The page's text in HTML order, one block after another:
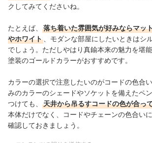
クしてみてくださいね。
たとえば、
落ち着いた雰囲気が好みならマッ
やホワイト
、モダンな部屋にしたいときはシ
でしょう。ただしやはり真鍮本来の魅力を堪
塗装のゴールドカラーがおすすめです。
カラーの選択で注意したいのがコードの色合
みのカラーのシェードやソケットを備えたペ
つけても、
天井から吊るすコードの色が合っ
本体だけでなく、コードやチェーンの色合い
確認しておきましょう。